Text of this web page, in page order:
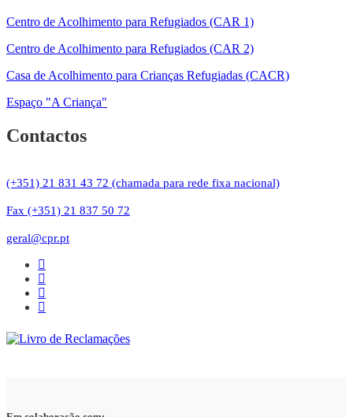
Centro de Acolhimento para Refugiados (CAR 1)
Centro de Acolhimento para Refugiados (CAR 2)
Casa de Acolhimento para Crianças Refugiadas (CACR)
Espaço "A Criança"
Contactos
(+351) 21 831 43 72 (chamada para rede fixa nacional)
Fax (+351) 21 837 50 72
geral@cpr.pt